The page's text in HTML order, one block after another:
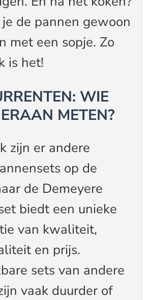
de pannen gewoon
met een sopje. Zo
is het!
WIE
METEN?
zijn er andere
op de
de Demeyere
biedt een unieke
van kwaliteit,
en prijs.
sets van andere
vaak duurder of